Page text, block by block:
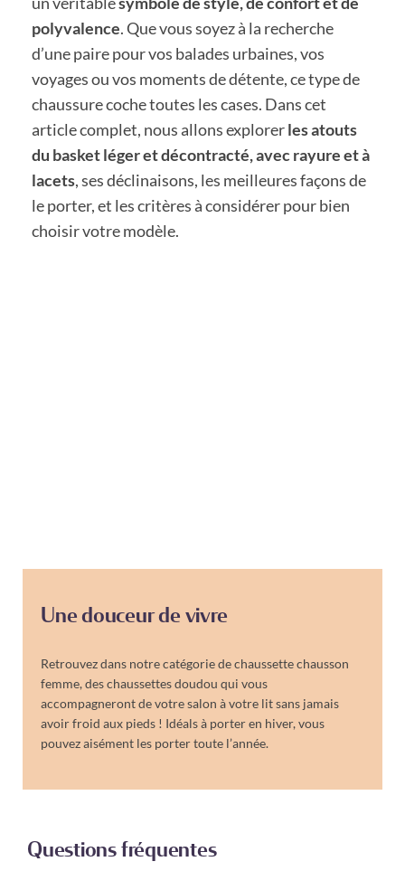
polyvalence. Que vous soyez à la recherche
d’une paire pour vos balades urbaines, vos
voyages ou vos moments de détente, ce type de
chaussure coche toutes les cases. Dans cet
article complet, nous allons explorerles atouts
du basket léger et décontracté, avec rayure et à
lacets, ses déclinaisons, les meilleures façons de
le porter, et les critères à considérer pour bien
choisir votre modèle.
Une douceur de vivre
Retrouvez dans notre catégorie de chaussette chausson
femme, des chaussettes doudou qui vous
accompagneront de votre salon à votre lit sans jamais
avoir froid aux pieds ! Idéals à porter en hiver, vous
pouvez aisément les porter toute l’année.
Questions fréquentes